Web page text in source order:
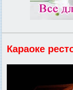
Караоке